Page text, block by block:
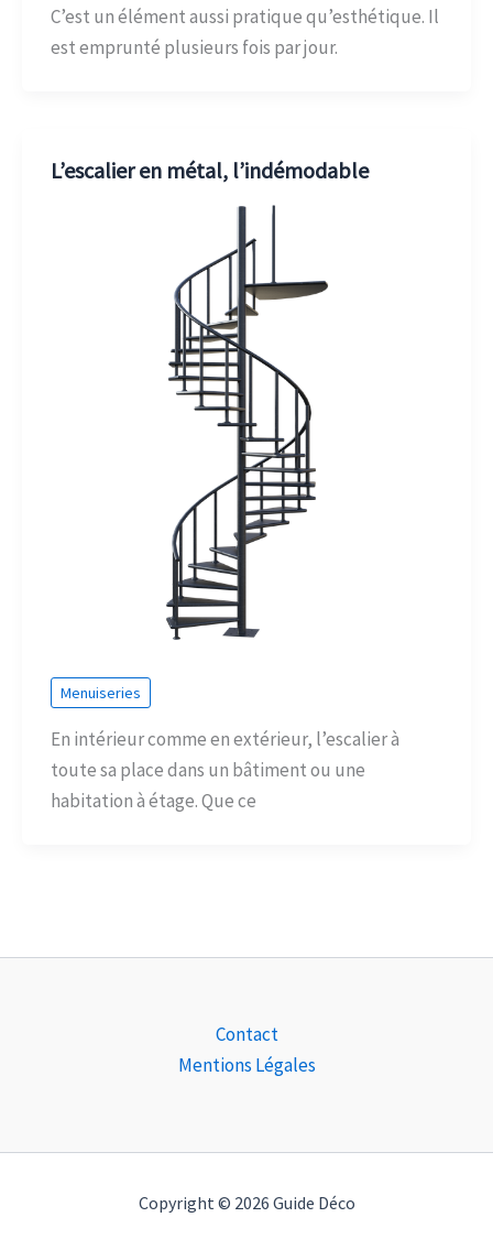
C’est un élément aussi pratique qu’esthétique. Il
est emprunté plusieurs fois par jour.
L’escalier en métal, l’indémodable
Menuiseries
En intérieur comme en extérieur, l’escalier à
toute sa place dans un bâtiment ou une
habitation à étage. Que ce
Contact
Mentions Légales
Copyright © 2026 Guide Déco